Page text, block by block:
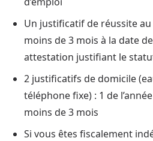
Un justificatif de réussite
moins de 3 mois à la date
attestation justifiant le
2 justificatifs de domicile
téléphone fixe) : 1 de
moins de 3 mois
Si vous êtes fiscalement